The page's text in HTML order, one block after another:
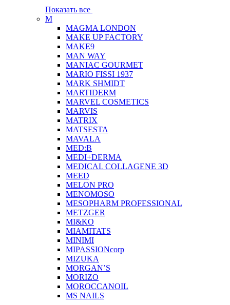
Показать все
M
MAGMA LONDON
MAKE UP FACTORY
MAKE9
MAN WAY
MANIAC GOURMET
MARIO FISSI 1937
MARK SHMIDT
MARTIDERM
MARVEL COSMETICS
MARVIS
MATRIX
MATSESTA
MAVALA
MED:B
MEDI+DERMA
MEDICAL COLLAGENE 3D
MEED
MELON PRO
MENOMOSO
MESOPHARM PROFESSIONAL
METZGER
MI&KO
MIAMITATS
MINIMI
MIPASSIONcorp
MIZUKA
MORGAN’S
MORIZO
MOROCCANOIL
MS NAILS